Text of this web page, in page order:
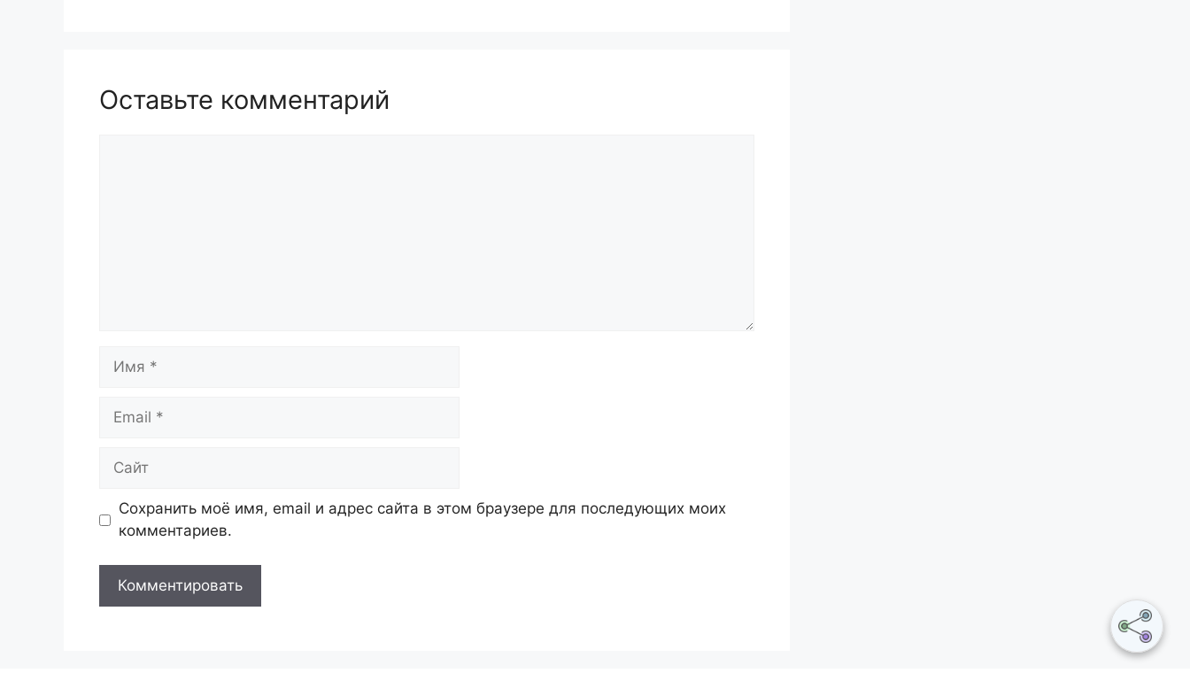
Оставьте комментарий
Имя
Email
Сайт
Сохранить моё имя, email и адрес сайта в этом браузере для последующих моих
комментариев.